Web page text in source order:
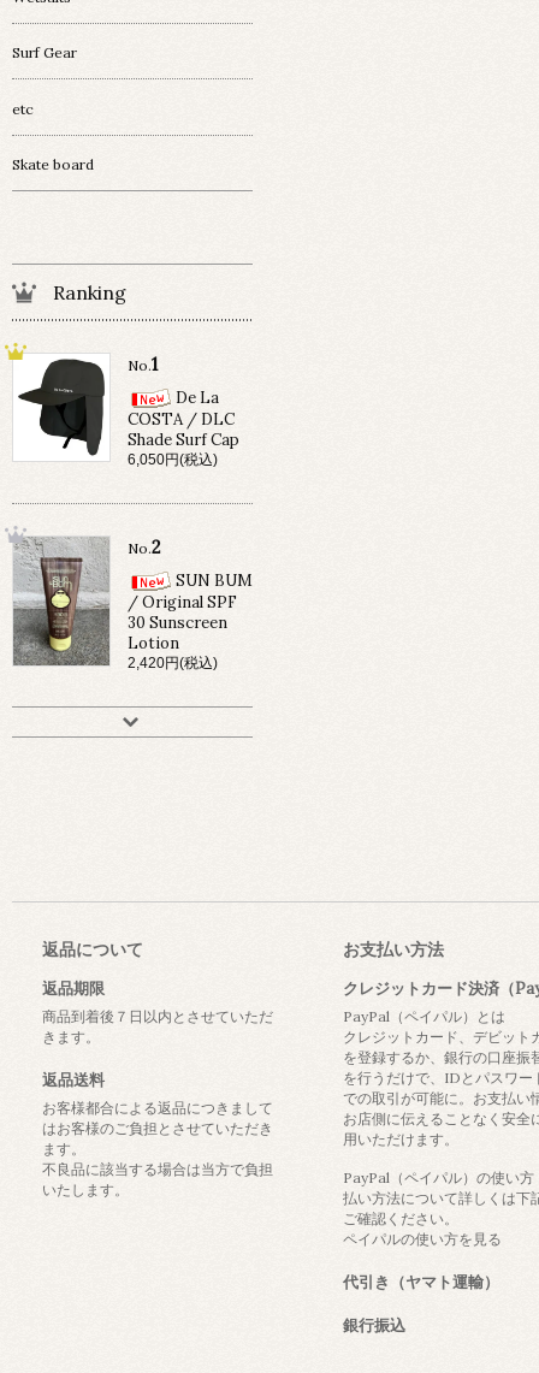
Surf Gear
etc
Skate board
Ranking
No.1
De La
COSTA / DLC
Shade Surf Cap
6,050円(税込)
No.2
SUN BUM
/ Original SPF
30 Sunscreen
Lotion
2,420円(税込)
返品について
返品期限
商品到着後７日以内とさせていただ
きます。
返品送料
お客様都合による返品につきまして
はお客様のご負担とさせていただき
ます。
不良品に該当する場合は当方で負担
いたします。
お支払い方法
クレジットカード決済（
PayPal（ペイパル）とは
クレジットカード、デビット
を登録するか、銀行の口座振
を行うだけで、IDとパスワー
での取引が可能に。お支払い
お店側に伝えることなく安全
用いただけます。
PayPal（ペイパル）の使い方
払い方法について詳しくは下
ご確認ください。
ペイパルの使い方を見る
代引き（ヤマト運輸）
銀行振込